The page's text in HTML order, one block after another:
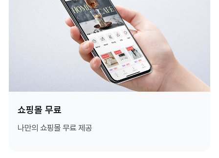
쇼핑몰 무료
나만의 쇼핑몰 무료 제공